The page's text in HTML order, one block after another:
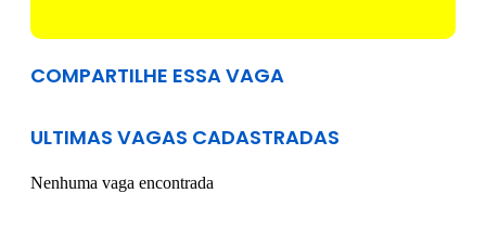
COMPARTILHE ESSA VAGA
ULTIMAS VAGAS CADASTRADAS
Nenhuma vaga encontrada